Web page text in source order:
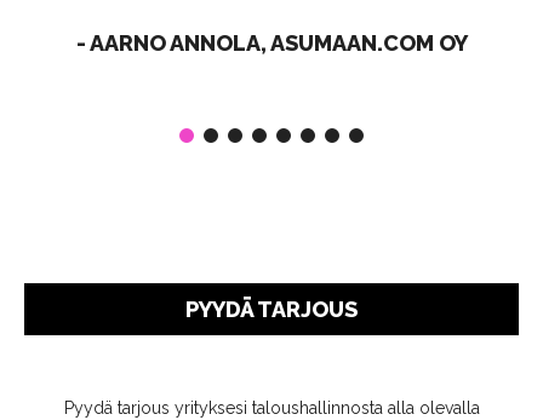
- AARNO ANNOLA, ASUMAAN.COM OY
PYYDÄ TARJOUS
Pyydä tarjous yrityksesi taloushallinnosta alla olevalla